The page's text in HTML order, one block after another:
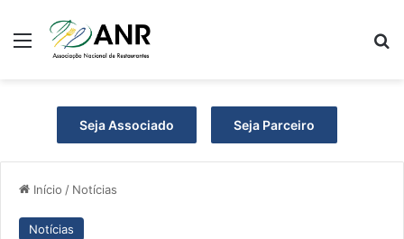
Menu
Seja Associado Seja Parceiro
Início / Notícias
Notícias